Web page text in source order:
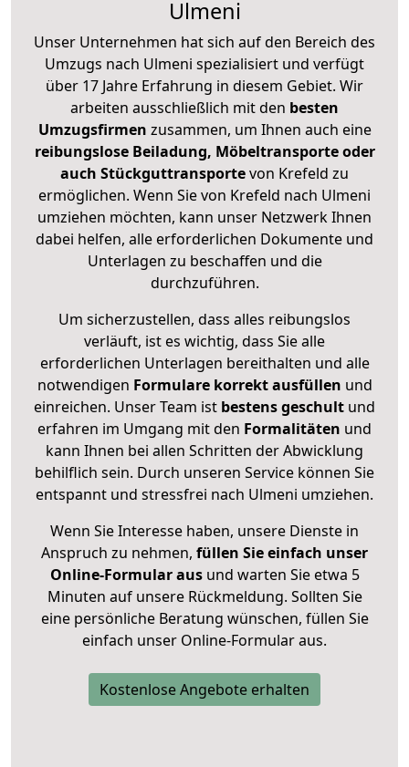
Ulmeni
Unser Unternehmen hat sich auf den Bereich des
Umzugs nach Ulmeni spezialisiert und verfügt
über 17 Jahre Erfahrung in diesem Gebiet. Wir
arbeiten ausschließlich mit den besten
Umzugsfirmen zusammen, um Ihnen auch eine
reibungslose Beiladung, Möbeltransporte oder
auch Stückguttransportevon Krefeld zu
ermöglichen. Wenn Sie von Krefeld nach Ulmeni
umziehen möchten, kann unser Netzwerk Ihnen
dabei helfen, alle erforderlichen Dokumente und
Unterlagen zu beschaffen und die
durchzuführen.
Um sicherzustellen, dass alles reibungslos
verläuft, ist es wichtig, dass Sie alle
erforderlichen Unterlagen bereithalten und alle
notwendigen Formulare korrekt ausfüllen und
einreichen. Unser Team ist bestens geschult und
erfahren im Umgang mit den Formalitäten und
kann Ihnen bei allen Schritten der Abwicklung
behilflich sein. Durch unseren Service können Sie
entspannt und stressfrei nach Ulmeni umziehen.
Wenn Sie Interesse haben, unsere Dienste in
Anspruch zu nehmen, füllen Sie einfach unser
Online-Formular ausund warten Sie etwa 5
Minuten auf unsere Rückmeldung. Sollten Sie
eine persönliche Beratung wünschen, füllen Sie
einfach unser Online-Formular aus.
Kostenlose Angebote erhalten